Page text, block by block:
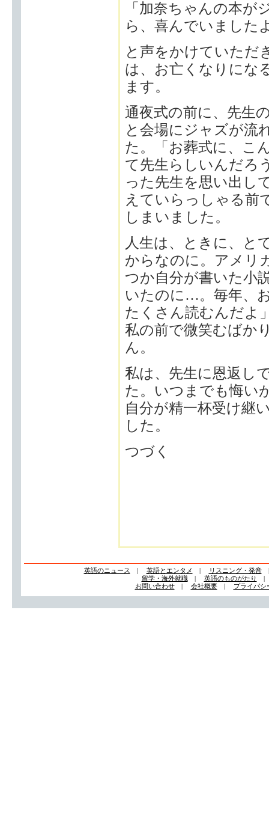
「加奈ちゃんの本
ら、喜んでいました
と声をかけていただ
は、お亡くなりにな
ます。
通夜式の前に、先生
と会場にジャズが流
た。「お葬式に、こ
て先生らしいんだろ
った先生を思い出し
えていらっしゃる前
しまいました。
人生は、ときに、と
からなのに。アメリ
つか自分が書いた小
いたのに…。毎年、
たくさん読むんだよ
私の前で微笑むばか
ん。
私は、先生に恩返し
た。いつまでも悔い
自分が精一杯受け継
した。
つづく
英語のニュース | 英語とエンタメ | リスニング・発音
留学・海外就職| 英語のものがたり
お問い合わせ| 会社概要| プライバシ